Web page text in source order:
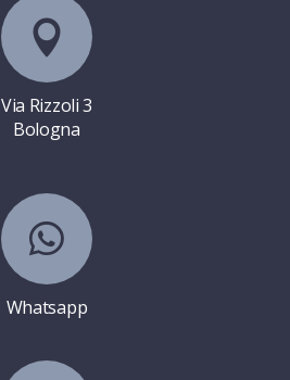

Via Rizzoli 3
Bologna

Whatsapp